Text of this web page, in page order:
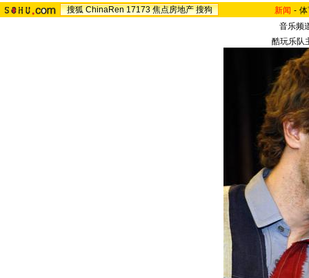
搜狐 ChinaRen 17173 焦点房地产 搜狗 新闻 -
音乐频
酷玩乐队